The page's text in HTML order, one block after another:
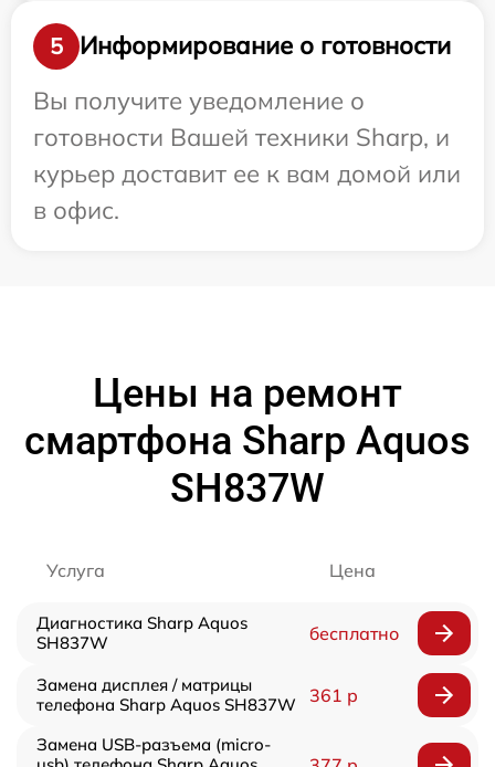
5
Информирование о готовности
Вы получите уведомление о
готовности Вашей техники Sharp, и
курьер доставит ее к вам домой или
в офис.
Цены на ремонт
смартфона Sharp Aquos
SH837W
Услуга Цена
Диагностика Sharp Aquos
SH837W
бесплатно
Замена дисплея / матрицы
телефона Sharp Aquos SH837W
361 р
Замена USB-разъема (micro-